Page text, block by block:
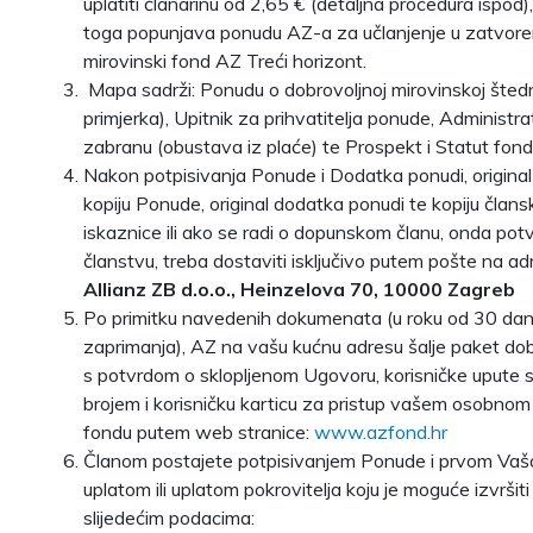
toga popunjava ponudu AZ-a za učlanjenje u
mirovinski fond AZ Treći horizont.
Mapa sadrži: Ponudu o dobrovoljnoj mirovinskoj
primjerka), Upitnik za prihvatitelja ponude,
zabranu (obustava iz plaće) te Prospekt i Statut
Nakon potpisivanja Ponude i Dodatka ponudi,
kopiju Ponude, original dodatka ponudi te kopiju
iskaznice ili ako se radi o dopunskom članu, onda
članstvu, treba dostaviti isključivo putem pošte na
Allianz ZB d.o.o., Heinzelova 70, 10000 Zagreb
Po primitku navedenih dokumenata (u roku od 30
zaprimanja), AZ na vašu kućnu adresu šalje paket
s potvrdom o sklopljenom Ugovoru, korisničke upute
brojem i korisničku karticu za pristup vašem
fondu putem web stranice: www.azfond.hr
Članom postajete potpisivanjem Ponude i prvom
uplatom ili uplatom pokrovitelja koju je moguće
slijedećim podacima: